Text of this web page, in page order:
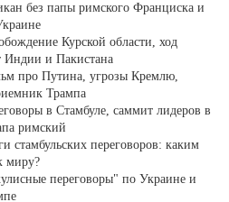
без папы римского Франциска и
Курской области, ход
Индии и Пакистана
про Путина, угрозы Кремлю,
Трампа
в Стамбуле, саммит лидеров в
римский
стамбульских переговоров: каким
миру?
переговоры" по Украине и